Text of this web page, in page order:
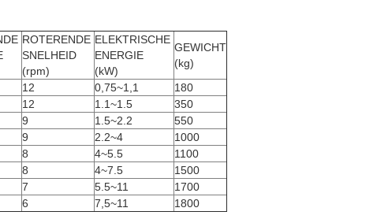
ROTERENDE
SNELHEID
(rpm)
ELEKTRISCHE
ENERGIE
(kW)
GEWICHT
(kg)
12 0,75~1,1
180
12 1.1~1.5
350
9 1.5~2.2
550
9 2.2~4
1000
8 4~5.5
1100
8 4~7.5
1500
7 5.5~11
1700
6 7,5~11 1800